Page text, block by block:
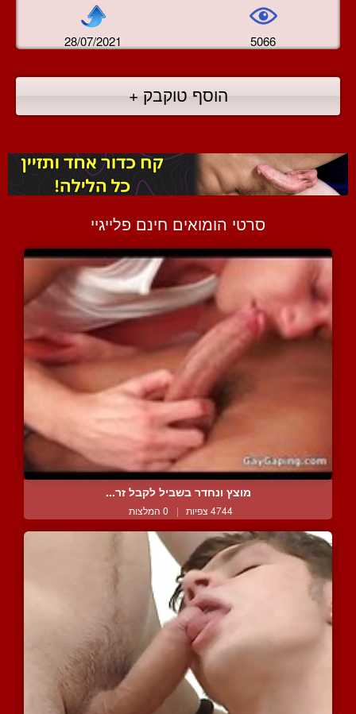
28/07/2021 5066
הוסף טוקבק +
סרטי הומואים חינם פלייגיי
מוצץ ונחדר בשביל לקבל זר...
4744 צפיות | 0 המלצות